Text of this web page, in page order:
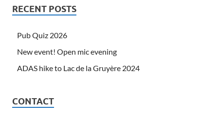
RECENT POSTS
Pub Quiz 2026
New event! Open mic evening
ADAS hike to Lac de la Gruyère 2024
CONTACT